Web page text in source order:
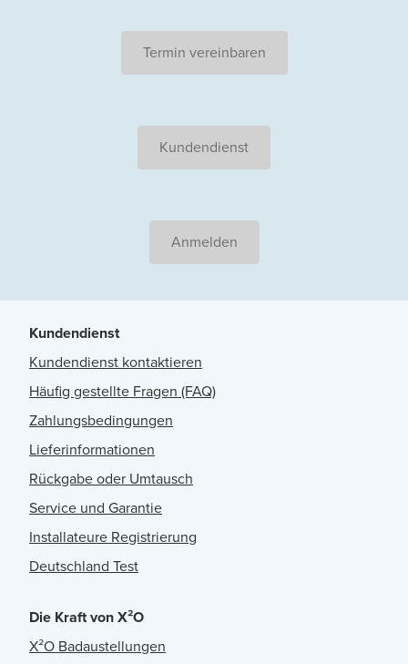
Termin vereinbaren
Kundendienst
Anmelden
Kundendienst
Kundendienst kontaktieren
Häufig gestellte Fragen (FAQ)
Zahlungsbedingungen
Lieferinformationen
Rückgabe oder Umtausch
Service und Garantie
Installateure Registrierung
Deutschland Test
Die Kraft von X²O
X²O Badaustellungen